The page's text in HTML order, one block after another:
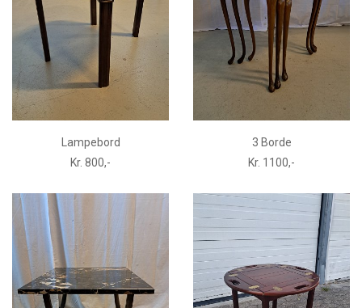
Lampebord
Kr. 800,-
3 Borde
Kr. 1100,-